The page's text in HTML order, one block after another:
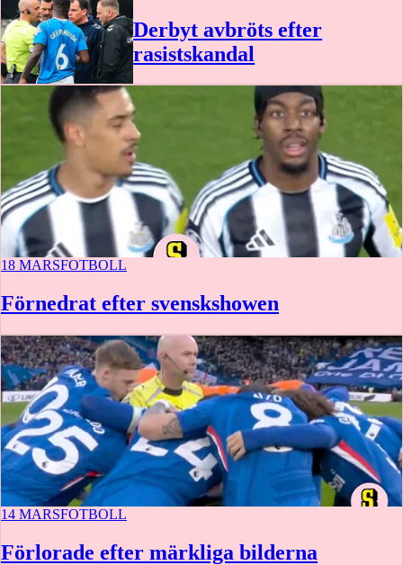
Derbyt avbröts efter
rasistskandal
18 MARSFOTBOLL
Förnedrat efter svenskshowen
14 MARSFOTBOLL
Förlorade efter märkliga bilderna